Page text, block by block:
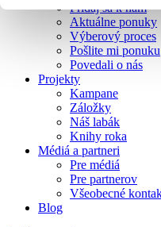
Pridaj sa k nám
Aktuálne ponuky
Výberový proces
Pošlite mi ponuku
Povedali o nás
Projekty
Kampane
Záložky
Náš labák
Knihy roka
Médiá a partneri
Pre médiá
Pre partnerov
Všeobecné
Blog